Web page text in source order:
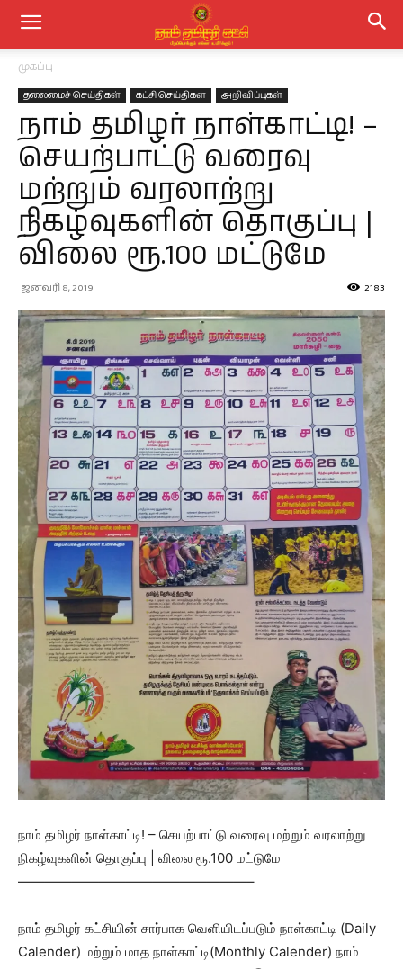
முகப்பு
தலைமைச் செய்திகள் கட்சி செய்திகள் அறிவிப்புகள்
நாம் தமிழர் நாள்காட்டி! –
செயற்பாட்டு வரைவு
மற்றும் வரலாற்று
நிகழ்வுகளின் தொகுப்பு |
விலை ரூ.100 மட்டுமே
ஜனவரி 8, 2019 2183
நாம் தமிழர் நாள்காட்டி! – செயற்பாட்டு வரைவு மற்றும் வரலாற்று
நிகழ்வுகளின் தொகுப்பு | விலை ரூ.100 மட்டுமே
—————————————————–
நாம் தமிழர் கட்சியின் சார்பாக வெளியிடப்படும் நாள்காட்டி (Daily
Calender) மற்றும் மாத நாள்காட்டி(Monthly Calender) நாம்